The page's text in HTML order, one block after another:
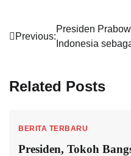
Navigasi
Previous:
Presiden
Indonesia
Related Posts
BERITA TERBARU
Presiden, Tokoh